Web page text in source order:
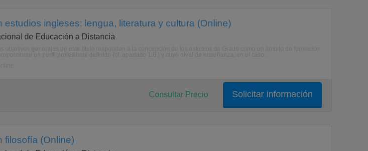
estudios ingleses: lengua, literatura y cultura (Online)
de Educación a Distancia
Solicitar información
Consultar Precio
filosofía (Online)